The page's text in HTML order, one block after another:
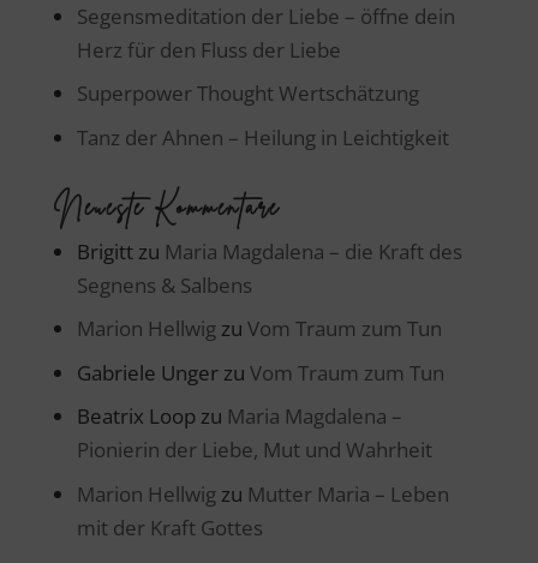
Segensmeditation der Liebe – öffne dein
Herz für den Fluss der Liebe
Superpower Thought Wertschätzung
Tanz der Ahnen – Heilung in Leichtigkeit
Neueste Kommentare
Brigittzu Maria Magdalena – die Kraft des
Segnens & Salbens
Marion Hellwigzu Vom Traum zum Tun
Gabriele Ungerzu Vom Traum zum Tun
Beatrix Loopzu Maria Magdalena –
Pionierin der Liebe, Mut und Wahrheit
Marion Hellwigzu Mutter Maria – Leben
mit der Kraft Gottes